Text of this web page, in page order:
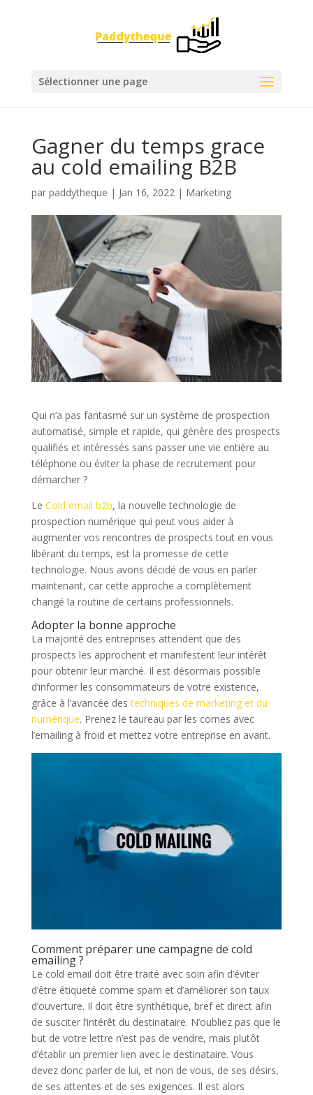
Sélectionner une page
Gagner du temps grace
au cold emailing B2B
par paddytheque | Jan 16, 2022| Marketing
Qui n’a pas fantasmé sur un système de prospection
automatisé, simple et rapide, qui génère des prospects
qualifiés et intéressés sans passer une vie entière au
téléphone ou éviter la phase de recrutement pour
démarcher ?
Le Cold email b2b, la nouvelle technologie de
prospection numérique qui peut vous aider à
augmenter vos rencontres de prospects tout en vous
libérant du temps, est la promesse de cette
technologie. Nous avons décidé de vous en parler
maintenant, car cette approche a complètement
changé la routine de certains professionnels.
Adopter la bonne approche
La majorité des entreprises attendent que des
prospects les approchent et manifestent leur intérêt
pour obtenir leur marché. Il est désormais possible
d’informer les consommateurs de votre existence,
grâce à l’avancée destechniques de marketing et du
numérique. Prenez le taureau par les cornes avec
l’emailing à froid et mettez votre entreprise en avant.
Comment préparer une campagne de cold
emailing ?
Le cold email doit être traité avec soin afin d’éviter
d’être étiqueté comme spam et d’améliorer son taux
d’ouverture. Il doit être synthétique, bref et direct afin
de susciter l’intérêt du destinataire. N’oubliez pas que le
but de votre lettre n’est pas de vendre, mais plutôt
d’établir un premier lien avec le destinataire. Vous
devez donc parler de lui, et non de vous, de ses désirs,
de ses attentes et de ses exigences. Il est alors